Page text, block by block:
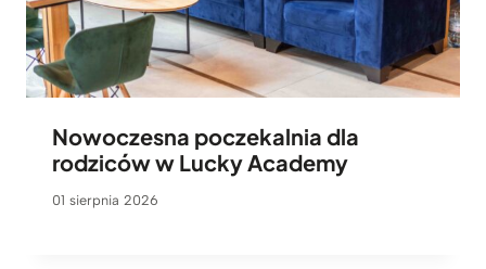
Nowoczesna poczekalnia dla
rodziców w Lucky Academy
01 sierpnia 2026